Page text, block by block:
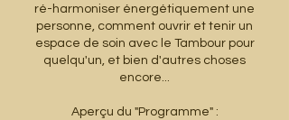
ré-harmoniser énergétiquement une
personne, comment ouvrir et tenir un
espace de soin avec le Tambour pour
quelqu'un, et bien d'autres choses
encore...
Aperçu du "Programme" :